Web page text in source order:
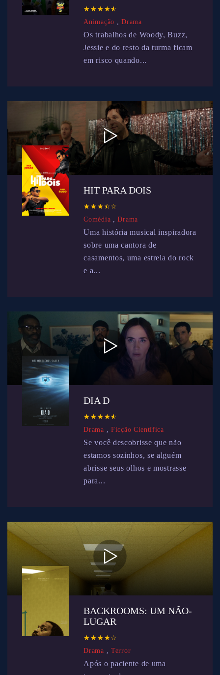
☆ ☆ ☆ ☆☆
★ ★ ★ ★★
Animação ,Drama
Os trabalhos de Woody, Buzz,
Jessie e do resto da turma ficam
em risco quando...
HIT PARA DOIS
☆ ☆ ☆ ☆☆
★ ★ ★ ★★
Comédia ,Drama
Uma história musical inspiradora
sobre uma cantora de
casamentos, uma estrela do rock
e a...
DIA D
☆ ☆ ☆ ☆☆
★ ★ ★ ★★
Drama , Ficção Científica
Se você descobrisse que não
estamos sozinhos, se alguém
abrisse seus olhos e mostrasse
para...
BACKROOMS: UM NÃO-
LUGAR
☆ ☆ ☆ ☆☆
★ ★ ★ ★★
Drama , Terror
Após o paciente de uma